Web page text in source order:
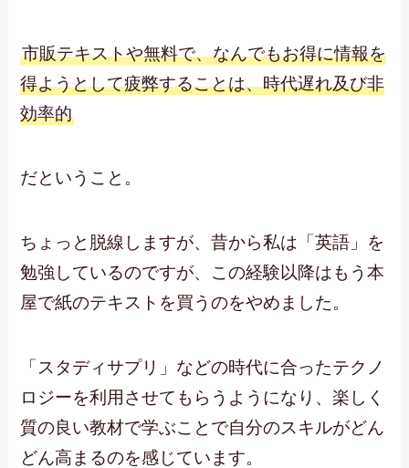
市販テキストや無料で、なんでもお得に情報を
得ようとして疲弊することは、時代遅れ及び非
効率的
だということ。
ちょっと脱線しますが、昔から私は「英語」を
勉強しているのですが、この経験以降はもう本
屋で紙のテキストを買うのをやめました。
「スタディサプリ」などの時代に合ったテクノ
ロジーを利用させてもらうようになり、楽しく
質の良い教材で学ぶことで自分のスキルがどん
どん高まるのを感じています。